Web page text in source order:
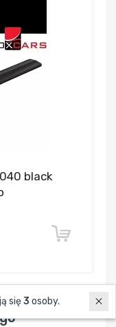
black
black
się3 osoby.